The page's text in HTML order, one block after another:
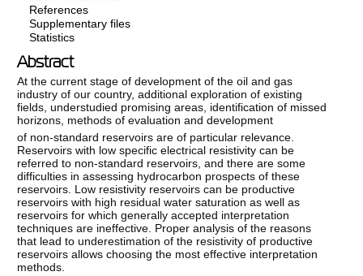
References
Supplementary files
Statistics
Abstract
At the current stage of development of the oil and gas
industry of our country, additional exploration of existing
fields, understudied promising areas, identification of missed
horizons, methods of evaluation and development
of non-standard reservoirs are of particular relevance.
Reservoirs with low specific electrical resistivity can be
referred to non-standard reservoirs, and there are some
difficulties in assessing hydrocarbon prospects of these
reservoirs. Low resistivity reservoirs can be productive
reservoirs with high residual water saturation as well as
reservoirs for which generally accepted interpretation
techniques are ineffective. Proper analysis of the reasons
that lead to underestimation of the resistivity of productive
reservoirs allows choosing the most effective interpretation
methods.